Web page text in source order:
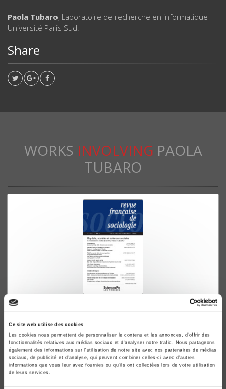
Ce site web utilise des cookies
Les cookies nous permettent de personnaliser le contenu et les annonces, d'offrir des
fonctionnalités relatives aux médias sociaux et d'analyser notre trafic. Nous partageons
également des informations sur l'utilisation de notre site avec nos partenaires de médias
sociaux, de publicité et d'analyse, qui peuvent combiner celles-ci avec d'autres
informations que vous leur avez fournies ou qu'ils ont collectées lors de votre utilisation
de leurs services.
Paola Tubaro, Laboratoire de recherche en informatique -
Université Paris Sud.
Share
WORKS INVOLVING PAOLA
TUBARO
Revue française de sociologie 59-3, juillet-
Big data, sociétés et sciences sociales
Gilles Bastin, Paola Tubaro